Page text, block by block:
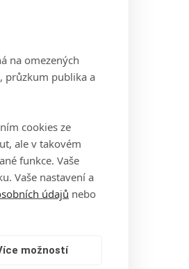
na omezených
průzkum publika a
cookies ze
ale v takovém
funkce. Vaše
Vaše nastavení a
údajů nebo
možností